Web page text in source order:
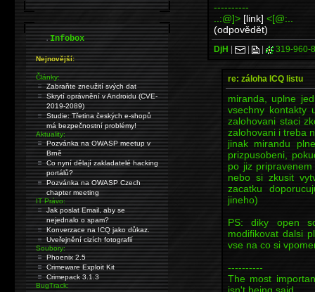
----------
..:@]> [link] <[@:..
(odpovědět)
DjH | | | 319-960-
re: záloha ICQ listu
miranda, uplne
vsechny kontakty
zalohovani staci
zalohovani i treba
jinak mirandu
prizpusobeni,
po jiz
nebo si zkusit
zacatku
jineho)
PS: diky open
modifikovat dalsi
vse na co si
----------
The most
isn't being said....
.Infobox
Nejnovější:
Články:
Zabraňte zneužití svých dat
Skrytí oprávnění v Androidu (CVE-
2019-2089)
Studie: Třetina českých e-shopů
má bezpečnostní problémy!
Aktuality:
Pozvánka na OWASP meetup v
Brně
Co nyní dělají zakladatelé hacking
portálů?
Pozvánka na OWASP Czech
chapter meeting
IT Právo:
Jak poslat Email, aby se
nejednalo o spam?
Konverzace na ICQ jako důkaz.
Uveřejnění cizích fotografií
Soubory:
Phoenix 2.5
Crimeware Exploit Kit
Crimepack 3.1.3
BugTrack: